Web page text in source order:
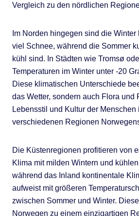
Vergleich zu den nördlichen
Im Norden hingegen sind die
viel Schnee, während die Sommer
kühl sind. In Städten wie Tromsø
Temperaturen im Winter unter -20
Diese klimatischen Unterschiede
das Wetter, sondern auch Flora und
Lebensstil und Kultur der Menschen
verschiedenen Regionen
Die Küstenregionen profitieren von
Klima mit milden Wintern und
während das Inland kontinentale
aufweist mit größeren
zwischen Sommer und Winter.
Norwegen zu einem einzigartigen